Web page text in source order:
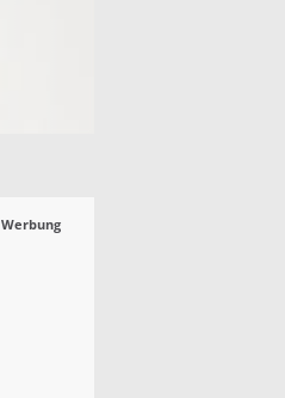
Werbung